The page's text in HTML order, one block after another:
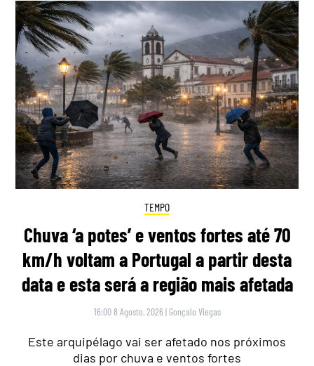
TEMPO
Chuva ‘a potes’ e ventos fortes até 70
km/h voltam a Portugal a partir desta
data e esta será a região mais afetada
16:00 8 Agosto, 2026 | Gonçalo Viegas
Este arquipélago vai ser afetado nos próximos
dias por chuva e ventos fortes